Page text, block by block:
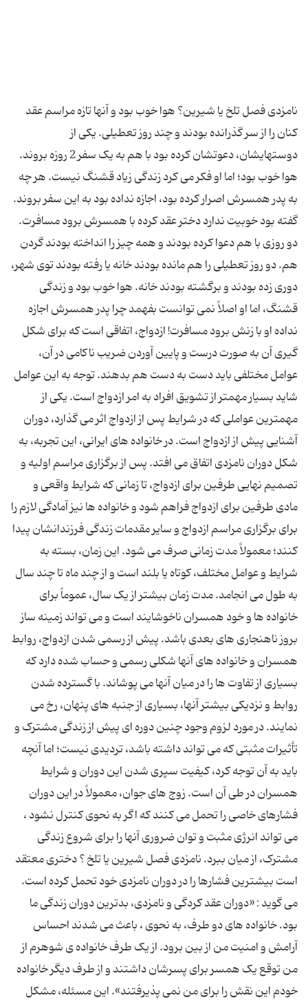
نامزدی فصل تلخ یا شیرین؟ هوا خوب بود و آنها تازه مراسم عقد
کنان را از سر گذرانده بودند و چند روز تعطیلی. یکی از
دوستهایشان، دعوتشان کرده بود با هم به یک سفر 2 روزه بروند.
هوا خوب بود؛ اما او فکر می کرد زندگی زیاد قشنگ نیست. هر چه
به پدر همسرش اصرار کرده بود، اجازه نداده بود به این سفر بروند.
گفته بود خوبیت ندارد دختر عقد کرده با همسرش برود مسافرت.
دو روزی با هم دعوا کرده بودند و همه چیز را انداخته بودند گردن
هم. دو روز تعطیلی را هم مانده بودند خانه یا رفته بودند توی شهر،
دوری زده بودند و برگشته بودند خانه. هوا خوب بود و زندگی
قشنگ، اما او اصلاً نمی توانست بفهمد چرا پدر همسرش اجازه
نداده او با زنش برود مسافرت! ازدواج، اتفاقی است که برای شکل
گیری آن به صورت درست و پایین آوردن ضریب ناکامی در آن،
عوامل مختلفی باید دست به دست هم بدهند. توجه به این عوامل
شاید بسیار مهمتر از تشویق افراد به امر ازدواج است. یکی از
مهمترین عواملی که در شرایط پس از ازدواج اثر می گذارد، دوران
آشنایی پیش از ازدواج است. در خانواده های ایرانی، این تجربه، به
شکل دوران نامزدی اتفاق می افتد. پس از برگزاری مراسم اولیه و
تصمیم نهایی طرفین برای ازدواج، تا زمانی که شرایط واقعی و
مادی طرفین برای ازدواج فراهم شود و خانواده ها نیز آمادگی لازم را
برای برگزاری مراسم ازدواج و سایر مقدمات زندگی فرزندانشان پیدا
کنند؛ معمولاً مدت زمانی صرف می شود. این زمان، بسته به
شرایط و عوامل مختلف، کوتاه یا بلند است و از چند ماه تا چند سال
به طول می انجامد. مدت زمان بیشتر از یک سال، عموماً برای
خانواده ها و خود همسران ناخوشایند است و می تواند زمینه ساز
بروز ناهنجاری های بعدی باشد. پیش از رسمی شدن ازدواج، روابط
همسران و خانواده های آنها شکلی رسمی و حساب شده دارد که
بسیاری از تفاوت ها را در میان آنها می پوشاند. با گسترده شدن
روابط و نزدیکی بیشتر آنها، بسیاری از جنبه های پنهان، رخ می
نمایند. در مورد لزوم وجود چنین دوره ای پیش از زندگی مشترک و
تأثیرات مثبتی که می تواند داشته باشد، تردیدی نیست؛ اما آنچه
باید به آن توجه کرد، کیفیت سپری شدن این دوران و شرایط
همسران در طی آن است. زوج های جوان، معمولاً در این دوران
فشارهای خاصی را تحمل می کنند که اگر به نحوی کنترل نشود ،
می تواند انرژی مثبت و توان ضروری آنها را برای شروع زندگی
مشترک، از میان ببرد. نامزدی فصل شیرین یا تلخ ؟ دختری معتقد
است بیشترین فشارها را در دوران نامزدی خود تحمل کرده است.
می گوید : «دوران عقد کردگی و نامزدی، بدترین دوران زندگی ما
بود. خانواده های دو طرف، به نحوی ، باعث می شدند احساس
آرامش و امنیت من از بین برود. از یک طرف خانواده ی شوهرم از
من توقع یک همسر برای پسرشان داشتند و از طرف دیگر خانواده
خودم این نقش را برای من نمی پذیرفتند». این مسئله، مشکل